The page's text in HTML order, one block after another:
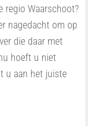
regio Waarschoot?
nagedacht om op
die daar met
hoeft u niet
u aan het juiste